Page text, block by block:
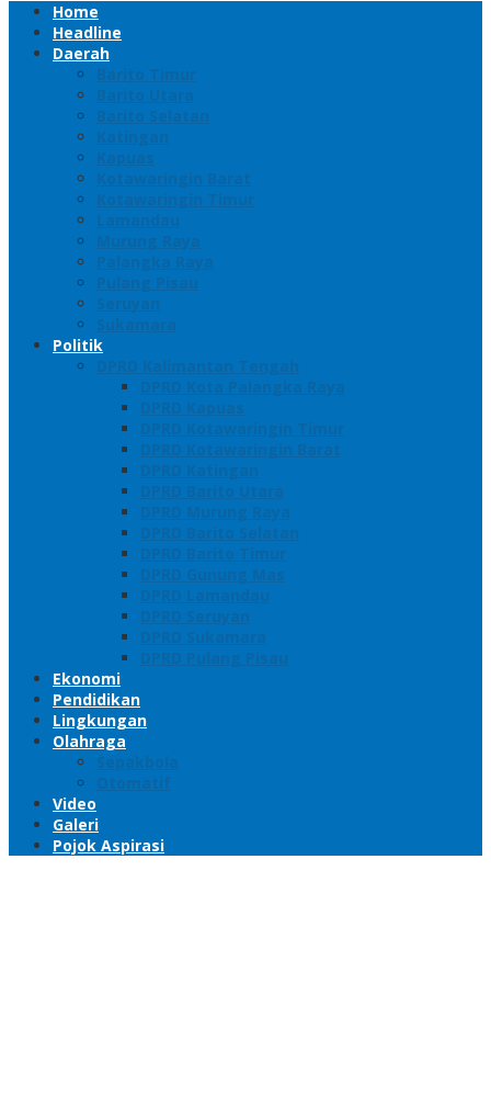
Home
Headline
Daerah
Barito Timur
Barito Utara
Barito Selatan
Katingan
Kapuas
Kotawaringin Barat
Kotawaringin Timur
Lamandau
Murung Raya
Palangka Raya
Pulang Pisau
Seruyan
Sukamara
Politik
DPRD Kalimantan Tengah
DPRD Kota Palangka Raya
DPRD Kapuas
DPRD Kotawaringin Timur
DPRD Kotawaringin Barat
DPRD Katingan
DPRD Barito Utara
DPRD Murung Raya
DPRD Barito Selatan
DPRD Barito Timur
DPRD Gunung Mas
DPRD Lamandau
DPRD Seruyan
DPRD Sukamara
DPRD Pulang Pisau
Ekonomi
Pendidikan
Lingkungan
Olahraga
Sepakbola
Otomatif
Video
Galeri
Pojok Aspirasi